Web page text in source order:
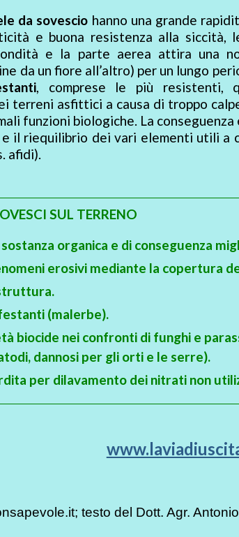
da sovescio hanno una grande
e buona resistenza alla
e la parte aerea attira una
da un fiore all’altro) per un lungo
, comprese le più resistenti,
terreni asfittici a causa di troppo
funzioni biologiche. La
il riequilibrio dei vari elementi utili a
afidi).
SUL TERRENO
organica e di conseguenza
erosivi mediante la copertura
(malerbe).
biocide nei confronti di funghi e
dannosi per gli orti e le serre).
per dilavamento dei nitrati non
testo del Dott. Agr.